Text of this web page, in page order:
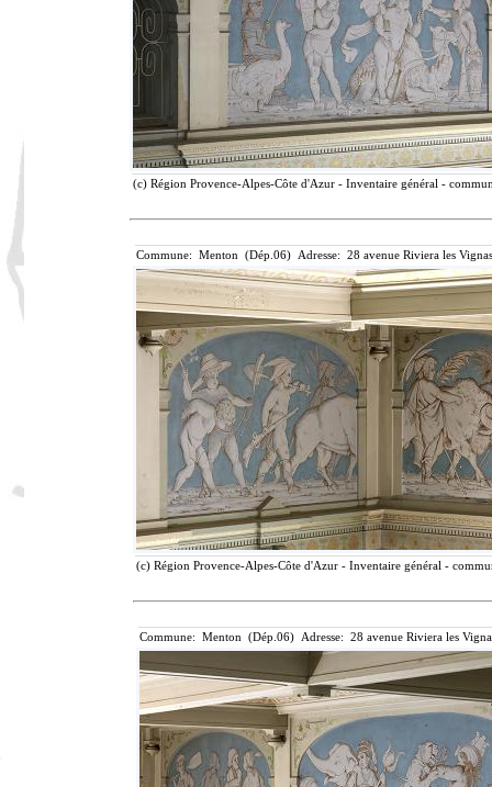
(c) Région Provence-Alpes-Côte d'Azur - Inventaire général -
Commune: Menton (Dép.06) Adresse: 28 avenue Riviera les
(c) Région Provence-Alpes-Côte d'Azur - Inventaire général -
Commune: Menton (Dép.06) Adresse: 28 avenue Riviera les